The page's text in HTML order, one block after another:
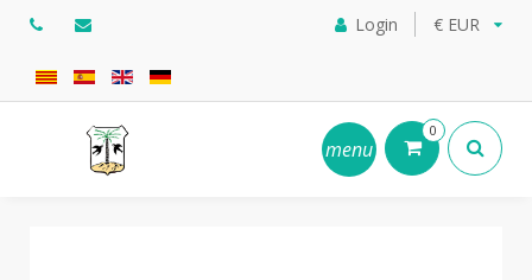
Login € EUR
menu
0